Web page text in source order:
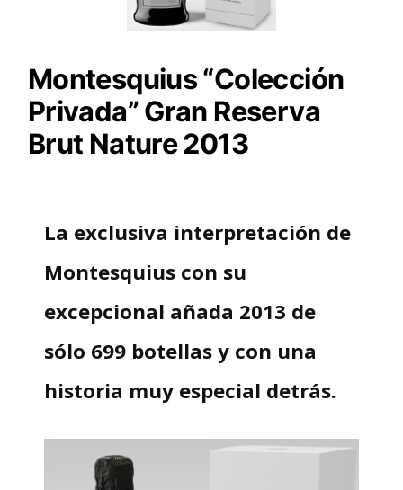
Montesquius “Colección
Privada” Gran Reserva
Brut Nature 2013
La exclusiva interpretación de
Montesquius con su
excepcional añada 2013 de
sólo 699 botellas y con una
historia muy especial detrás.